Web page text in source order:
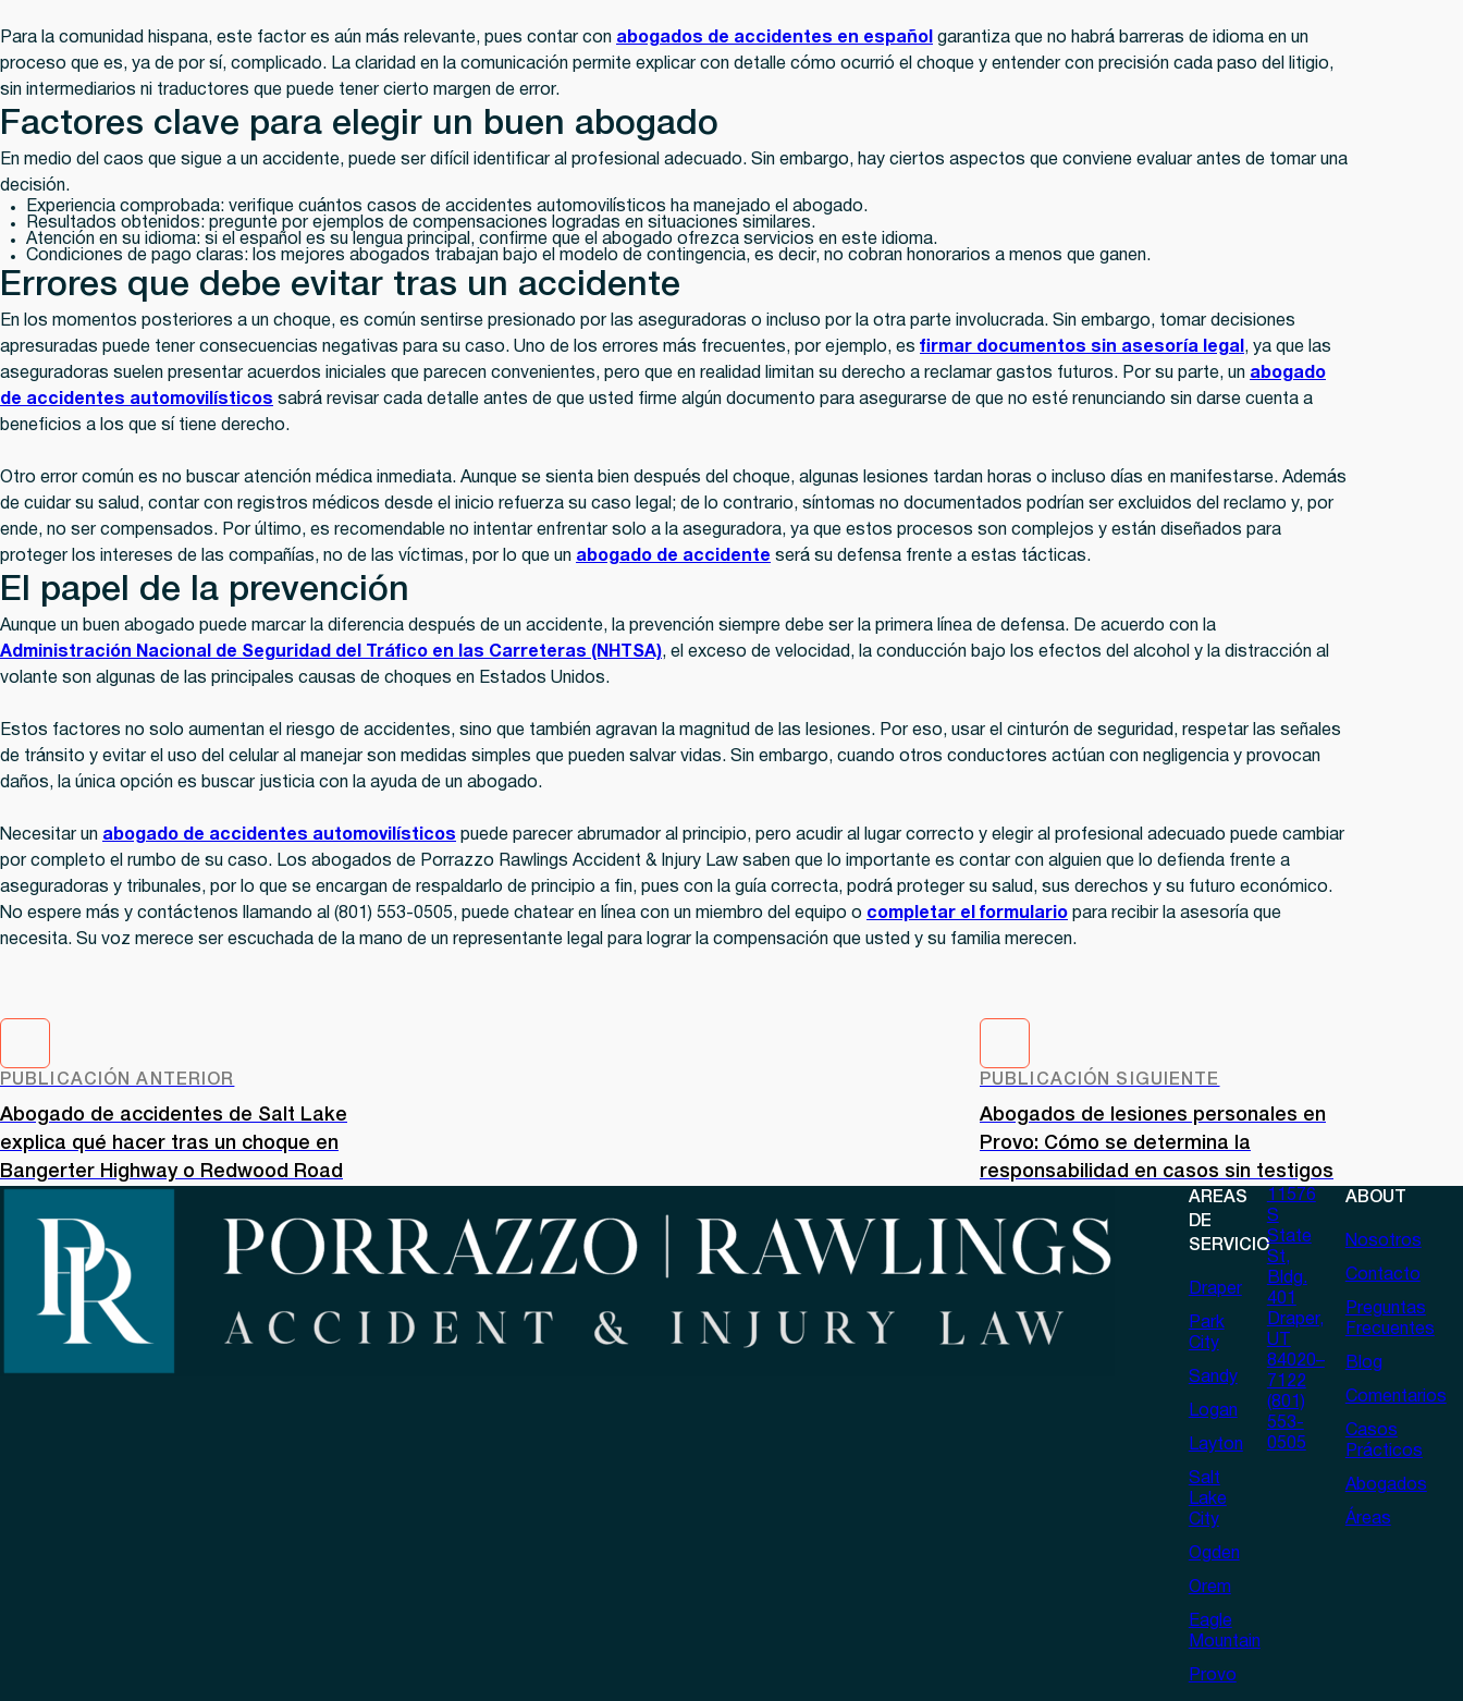
Para la comunidad hispana, este factor es aún más relevante, pues contar con abogados de accidentes en español garantiza que no habrá barreras de idioma en un
proceso que es, ya de por sí, complicado. La claridad en la comunicación permite explicar con detalle cómo ocurrió el choque y entender con precisión cada paso del litigio,
sin intermediarios ni traductores que puede tener cierto margen de error.
Factores clave para elegir un buen abogado
En medio del caos que sigue a un accidente, puede ser difícil identificar al profesional adecuado. Sin embargo, hay ciertos aspectos que conviene evaluar antes de tomar una
decisión.
Experiencia comprobada: verifique cuántos casos de accidentes automovilísticos ha manejado el abogado.
Resultados obtenidos: pregunte por ejemplos de compensaciones logradas en situaciones similares.
Atención en su idioma: si el español es su lengua principal, confirme que el abogado ofrezca servicios en este idioma.
Condiciones de pago claras: los mejores abogados trabajan bajo el modelo de contingencia, es decir, no cobran honorarios a menos que ganen.
Errores que debe evitar tras un accidente
En los momentos posteriores a un choque, es común sentirse presionado por las aseguradoras o incluso por la otra parte involucrada. Sin embargo, tomar decisiones
apresuradas puede tener consecuencias negativas para su caso. Uno de los errores más frecuentes, por ejemplo, es firmar documentos sin asesoría legal , ya que las
aseguradoras suelen presentar acuerdos iniciales que parecen convenientes, pero que en realidad limitan su derecho a reclamar gastos futuros. Por su parte, un abogado
de accidentes automovilísticos sabrá revisar cada detalle antes de que usted firme algún documento para asegurarse de que no esté renunciando sin darse cuenta a
beneficios a los que sí tiene derecho.
Otro error común es no buscar atención médica inmediata. Aunque se sienta bien después del choque, algunas lesiones tardan horas o incluso días en manifestarse. Además
de cuidar su salud, contar con registros médicos desde el inicio refuerza su caso legal; de lo contrario, síntomas no documentados podrían ser excluidos del reclamo y, por
ende, no ser compensados. Por último, es recomendable no intentar enfrentar solo a la aseguradora, ya que estos procesos son complejos y están diseñados para
proteger los intereses de las compañías, no de las víctimas, por lo que un abogado de accidente será su defensa frente a estas tácticas.
El papel de la prevención
Aunque un buen abogado puede marcar la diferencia después de un accidente, la prevención siempre debe ser la primera línea de defensa. De acuerdo con la
Administración Nacional de Seguridad del Tráfico en las Carreteras (NHTSA), el exceso de velocidad, la conducción bajo los efectos del alcohol y la distracción al
volante son algunas de las principales causas de choques en Estados Unidos.
Estos factores no solo aumentan el riesgo de accidentes, sino que también agravan la magnitud de las lesiones. Por eso, usar el cinturón de seguridad, respetar las señales
de tránsito y evitar el uso del celular al manejar son medidas simples que pueden salvar vidas. Sin embargo, cuando otros conductores actúan con negligencia y provocan
daños, la única opción es buscar justicia con la ayuda de un abogado.
Necesitar un abogado de accidentes automovilísticos puede parecer abrumador al principio, pero acudir al lugar correcto y elegir al profesional adecuado puede cambiar
por completo el rumbo de su caso. Los abogados de Porrazzo Rawlings Accident & Injury Law saben que lo importante es contar con alguien que lo defienda frente a
aseguradoras y tribunales, por lo que se encargan de respaldarlo de principio a fin, pues con la guía correcta, podrá proteger su salud, sus derechos y su futuro económico.
No espere más y contáctenos llamando al (801) 553-0505, puede chatear en línea con un miembro del equipo o completar el formulario para recibir la asesoría que
necesita. Su voz merece ser escuchada de la mano de un representante legal para lograr la compensación que usted y su familia merecen.
PUBLICACIÓN ANTERIOR
Abogado de accidentes de Salt Lake
explica qué hacer tras un choque en
Bangerter Highway o Redwood Road
PUBLICACIÓN SIGUIENTE
Abogados de lesiones personales en
Provo: Cómo se determina la
responsabilidad en casos sin testigos
AREAS
DE
SERVICIO
Draper
Park
City
Sandy
Logan
Layton
Salt
Lake
City
Ogden
Orem
Eagle
Mountain
Provo
11576
S
State
St,
Bldg.
401
Draper,
UT
84020–
7122
(801)
553-
0505
ABOUT
Nosotros
Contacto
Preguntas
Frecuentes
Blog
Comentarios
Casos
Prácticos
Abogados
Áreas